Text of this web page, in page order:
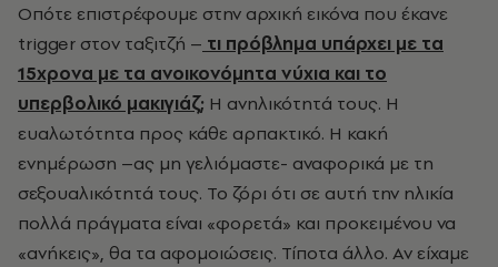
Οπότε επιστρέφουμε στην αρχική εικόνα που έκανε
trigger στον ταξιτζή – τι πρόβλημα υπάρχει με τα
15χρονα με τα ανοικονόμητα νύχια και το
υπερβολικό μακιγιάζ; Η ανηλικότητά τους. Η
ευαλωτότητα προς κάθε αρπακτικό. Η κακή
ενημέρωση –ας μη γελιόμαστε- αναφορικά με τη
σεξουαλικότητά τους. Το ζόρι ότι σε αυτή την ηλικία
πολλά πράγματα είναι «φορετά» και προκειμένου να
«ανήκεις», θα τα αφομοιώσεις. Τίποτα άλλο. Αν είχαμε